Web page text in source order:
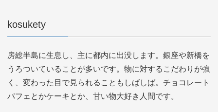
kosukety
房総半島に生息し、主に都内に出没します。銀座や新橋を
うろついていることが多いです。物に対するこだわりが強
く、変わった目で見られることもしばしば。チョコレート
パフェとかケーキとか、甘い物大好き人間です。